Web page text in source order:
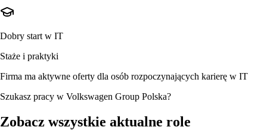
Dobry start w IT
Staże i praktyki
Firma ma aktywne oferty dla osób rozpoczynających karierę w IT
Szukasz pracy w Volkswagen Group Polska?
Zobacz wszystkie aktualne role